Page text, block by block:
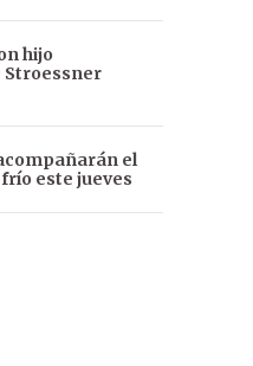
hijo
el
este jueves